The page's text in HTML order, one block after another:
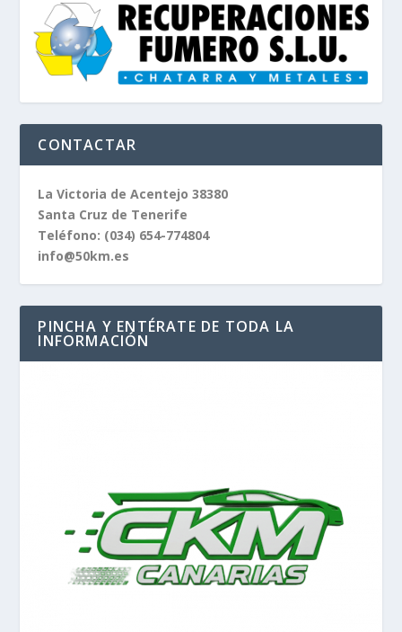
CONTACTAR
La Victoria de Acentejo 38380
Santa Cruz de Tenerife
Teléfono: (034) 654-774804
info@50km.es
PINCHA Y ENTÉRATE DE TODA LA
INFORMACIÓN